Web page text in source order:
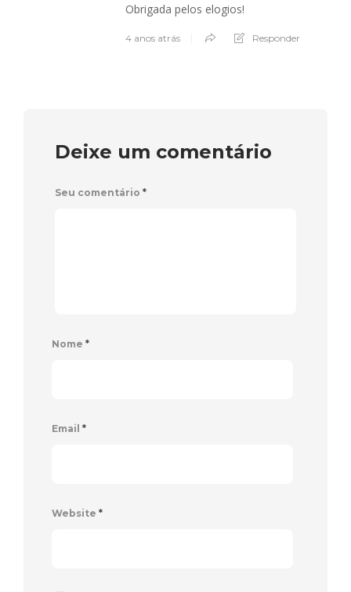
Obrigada pelos elogios!
4 anos atrás Responder
Deixe um comentário
Seu comentário *
Nome *
Email *
Website *